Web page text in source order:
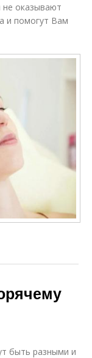
не оказывают
и помогут Вам
быть разными и